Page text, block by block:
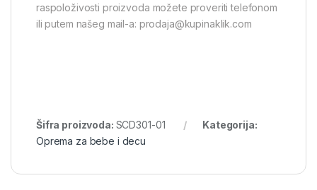
raspoloživosti proizvoda možete proveriti telefonom
ili putem našeg mail-a: prodaja@kupinaklik.com
Šifra proizvoda: SCD301-01
Kategorija:
Oprema za bebe i decu